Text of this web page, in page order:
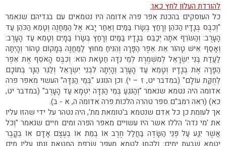
להורדת העלון לחץ כאן:
כל העוסקים בהכנת אפר פרה אדומה היו נטמאים עם בגדיהם שנאמר
"וְכִבֶּס בְּגָדָיו הַכֹּהֵן וְרָחַץ בְּשָׂרוֹ בַּמַּיִם וְאַחַר יָבֹא אֶל הַמַּחֲנֶה וְטָמֵא הַכֹּהֵן עַד
הָעָרֶב: וְהַשֹּׂרֵף אֹתָהּ יְכַבֵּס בְּגָדָיו בַּמַּיִם וְרָחַץ בְּשָׂרוֹ בַּמָּיִם וְטָמֵא עַד הָעָרֶב:
וְאָסַף אִישׁ טָהוֹר אֵת אֵפֶר הַפָּרָה וְהִנִּיחַ מִחוּץ לַמַּחֲנֶה בְּמָקוֹם טָהוֹר וְהָיְתָה
לַעֲדַת בְּנֵי יִשְׂרָאֵל לְמִשְׁמֶרֶת לְמֵי נִדָּה חַטָּאת הִוא: וְכִבֶּס הָאֹסֵף אֶת אֵפֶר
הַפָּרָה אֶת בְּגָדָיו וְטָמֵא עַד הָעָרֶב וְהָיְתָה לִבְנֵי יִשְׂרָאֵל וְלַגֵּר הַגָּר בְּתוֹכָם
לְחֻקַּת עוֹלָם" (במדבר יט, ז – י). וכן הנוגע "בְּמֵי הַנִּדָּה" העשוי מאפר פרה
אדומה היה נטמא שנאמר "וְהַנֹּגֵעַ בְּמֵי הַנִּדָּה יִטְמָא עַד הָעָרֶב" (במדבר יט,
כא) (ראה רמב"ם ספר טהרה הלכות פרה אדומה ה, א - ב).
אך לעומת כן כל אדם שנטמא ב'טומאת מת', היה נטהר על ידי שהזו עליו
את 'מי נדה' הללו אשר היו עשויים מאפר הפרה ומים חיים שנאמר "וְכֹל
אֲשֶׁר יִגַּע עַל פְּנֵי הַשָּׂדֶה בַּחֲלַל חֶרֶב אוֹ בְמֵת אוֹ בְעֶצֶם אָדָם אוֹ בְקָבֶר